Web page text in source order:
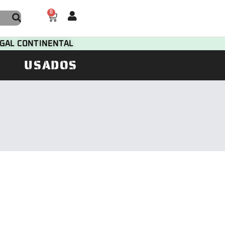
0
CONTINENTAL
USADOS